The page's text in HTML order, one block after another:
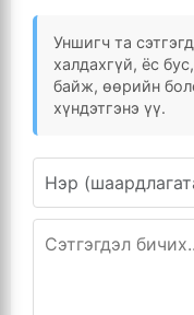
Уншигч та
халдахгүй, ёс
байж, өөрийн
хүндэтгэнэ үү.